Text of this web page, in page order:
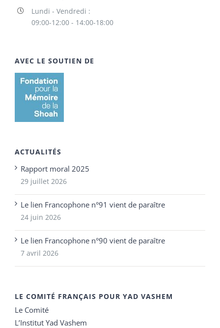
Lundi - Vendredi :
09:00-12:00 - 14:00-18:00
AVEC LE SOUTIEN DE
ACTUALITÉS
Rapport moral 2025
29 juillet 2026
Le lien Francophone n°91 vient de paraître
24 juin 2026
Le lien Francophone n°90 vient de paraître
7 avril 2026
LE COMITÉ FRANÇAIS POUR YAD VASHEM
Le Comité
L’Institut Yad Vashem